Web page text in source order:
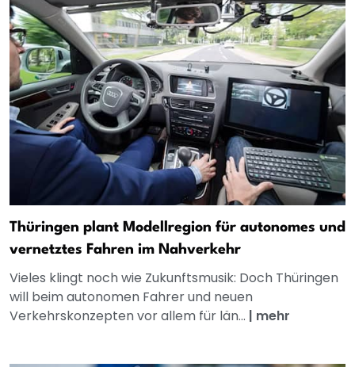
Thüringen plant Modellregion für autonomes und
vernetztes Fahren im Nahverkehr
Vieles klingt noch wie Zukunftsmusik: Doch Thüringen
will beim autonomen Fahrer und neuen
Verkehrskonzepten vor allem für län... | mehr